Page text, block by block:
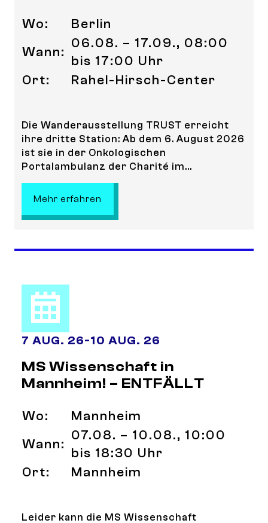
Wo:
Berlin
Wann:
06.08. – 17.09., 08:00
bis 17:00 Uhr
Ort:
Rahel-Hirsch-Center
Die Wanderausstellung TRUST erreicht
ihre dritte Station: Ab dem 6. August 2026
ist sie in der Onkologischen
Portalambulanz der Charité im...
Mehr erfahren
7 AUG. 26-10 AUG. 26
MS Wissenschaft in
Mannheim! – ENTFÄLLT
Wo:
Mannheim
Wann:
07.08. – 10.08., 10:00
bis 18:30 Uhr
Ort:
Mannheim
Leider kann die MS Wissenschaft